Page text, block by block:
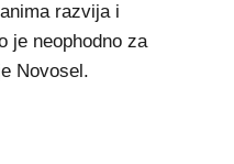
razvija i
je neophodno za
Novosel.